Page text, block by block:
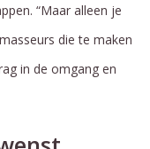
“Maar alleen je
die te maken
in de omgang en